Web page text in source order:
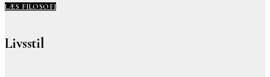
LÆS FILOSOFI
Livsstil